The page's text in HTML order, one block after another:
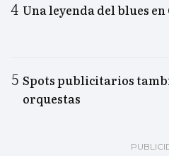
Una leyenda del blues
Spots publicitarios
orquestas